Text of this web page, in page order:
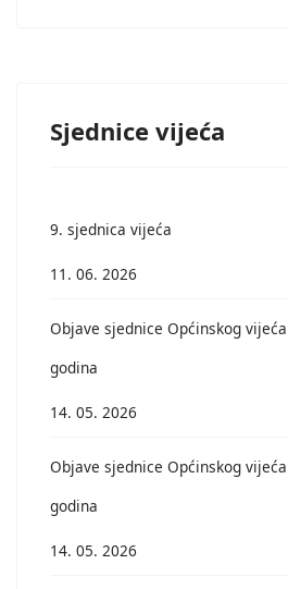
Sjednice vijeća
9. sjednica vijeća
11. 06. 2026
Objave sjednice Općinskog
godina
14. 05. 2026
Objave sjednice Općinskog
godina
14. 05. 2026